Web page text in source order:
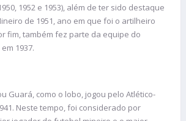
1952 e 1953), além de ter sido destaque
de 1951, ano em que foi o artilheiro
fim, também fez parte da equipe do
1937.
Guará, como o lobo, jogou pelo Atlético-
Neste tempo, foi considerado por